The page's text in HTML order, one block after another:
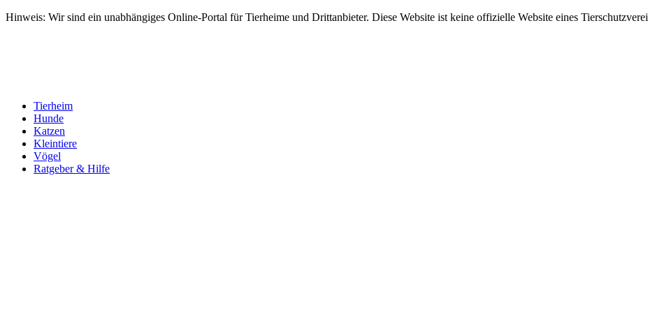
Hinweis: Wir sind ein unabhängiges Online-Portal für Tierheime und Drittanbieter. Diese Website ist keine offizielle Website eines
Tierheim
Hunde
Katzen
Kleintiere
Vögel
Ratgeber & Hilfe